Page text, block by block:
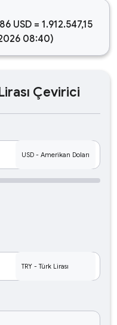
USD = 1.912.547,15
08:40)
Çevirici